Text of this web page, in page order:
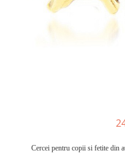
Cercei din aur dama
Cercei pentru copii si fetite din